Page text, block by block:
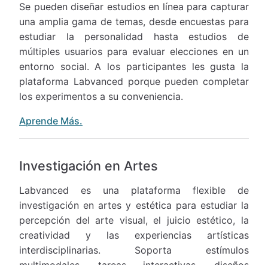
Se pueden diseñar estudios en línea para capturar
una amplia gama de temas, desde encuestas para
estudiar la personalidad hasta estudios de
múltiples usuarios para evaluar elecciones en un
entorno social. A los participantes les gusta la
plataforma Labvanced porque pueden completar
los experimentos a su conveniencia.
Aprende Más.
Investigación en Artes
Labvanced es una plataforma flexible de
investigación en artes y estética para estudiar la
percepción del arte visual, el juicio estético, la
creatividad y las experiencias artísticas
interdisciplinarias. Soporta estímulos